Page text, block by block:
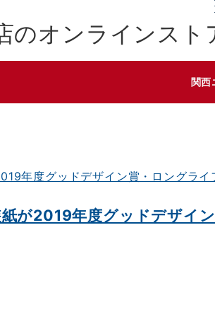
関西
が2019年度グッドデザイ